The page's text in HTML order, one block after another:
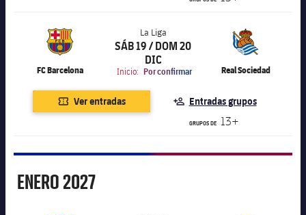
FC Barcelona
La Liga
La Liga
SÁB 19 / DOM 20
DIC
Inicio: Por confirmar Real Sociedad
label.aria.chevronright
Ver entradas Entradas grupos
GRUPOS DE 13+
Enero
ENERO2027